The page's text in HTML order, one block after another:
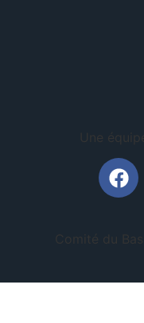
Une
Comité du